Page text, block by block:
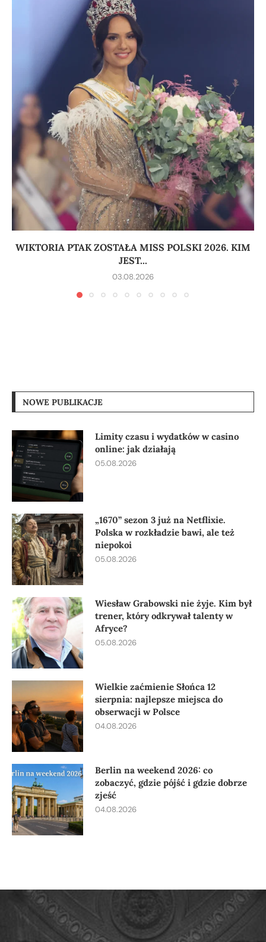
WIKTORIA PTAK ZOSTAŁA MISS POLSKI 2026. KIM
JEST...
03.08.2026
NOWE PUBLIKACJE
Limity czasu i wydatków w casino
online: jak działają
05.08.2026
„1670” sezon 3 już na Netflixie.
Polska w rozkładzie bawi, ale też
niepokoi
05.08.2026
Wiesław Grabowski nie żyje. Kim był
trener, który odkrywał talenty w
Afryce?
05.08.2026
Wielkie zaćmienie Słońca 12
sierpnia: najlepsze miejsca do
obserwacji w Polsce
04.08.2026
Berlin na weekend 2026: co
zobaczyć, gdzie pójść i gdzie dobrze
zjeść
04.08.2026